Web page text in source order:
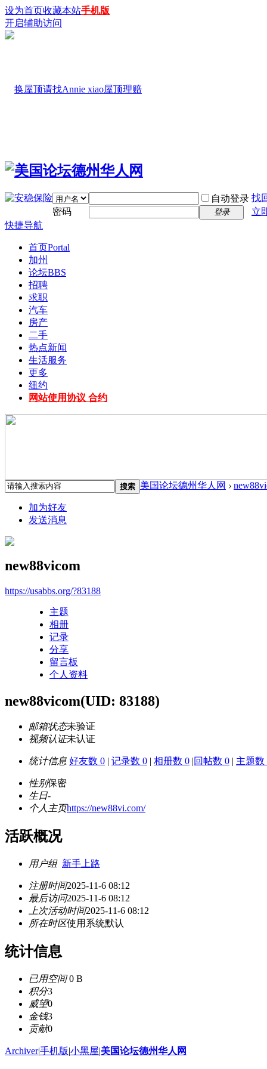
设为首页收藏本站手机版
开启辅助访问
自动登录 找
密码
登录
立
快捷导航
首页Portal
加州
论坛BBS
招聘
求职
汽车
房产
二手
热点新闻
生活服务
更多
纽约
网站使用协议 合约
搜索 美国论坛德州华人网 ›
加为好友
发送消息
new88vicom
https://usabbs.org/?83188
主题
相册
记录
分享
留言板
个人资料
new88vicom(UID: 83188)
邮箱状态未验证
视频认证未认证
统计信息 好友数 0 | 记录数 0 | 相册数 0 |回帖数 0 | 主题数
性别保密
生日-
个人主页https://new88vi.com/
活跃概况
用户组 新手上路
注册时间2025-11-6 08:12
最后访问2025-11-6 08:12
上次活动时间2025-11-6 08:12
所在时区使用系统默认
统计信息
已用空间0 B
积分3
威望0
金钱3
贡献0
Archiver|手机版|小黑屋|美国论坛德州华人网